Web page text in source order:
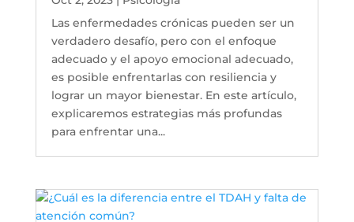
Las enfermedades crónicas pueden ser un
verdadero desafío, pero con el enfoque
adecuado y el apoyo emocional adecuado,
es posible enfrentarlas con resiliencia y
lograr un mayor bienestar. En este artículo,
explicaremos estrategias más profundas
para enfrentar una...